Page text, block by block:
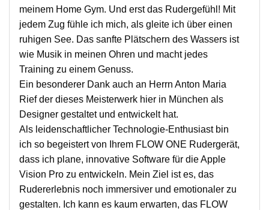
meinem Home Gym. Und erst das Rudergefühl! Mit
jedem Zug fühle ich mich, als gleite ich über einen
ruhigen See. Das sanfte Plätschern des Wassers ist
wie Musik in meinen Ohren und macht jedes
Training zu einem Genuss.
Ein besonderer Dank auch an Herrn Anton Maria
Rief der dieses Meisterwerk hier in München als
Designer gestaltet und entwickelt hat.
Als leidenschaftlicher Technologie-Enthusiast bin
ich so begeistert von Ihrem FLOW ONE Rudergerät,
dass ich plane, innovative Software für die Apple
Vision Pro zu entwickeln. Mein Ziel ist es, das
Rudererlebnis noch immersiver und emotionaler zu
gestalten. Ich kann es kaum erwarten, das FLOW